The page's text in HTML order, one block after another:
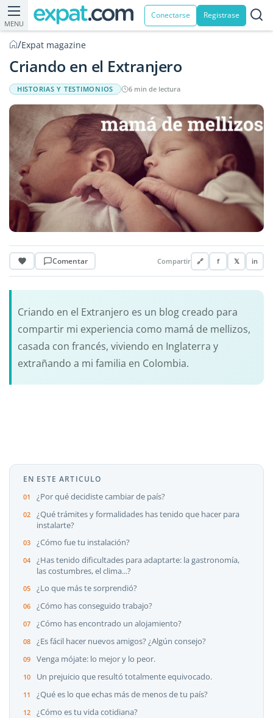
MENU
Conectarse Registrase
/Expat magazine
Criando en el Extranjero
HISTORIAS Y TESTIMONIOS 6 min de lectura
Comentar Compartir 🔗 f 𝕏 in
Criando en el Extranjero es un blog creado para
compartir mi experiencia como mamá de mellizos,
casada con francés, viviendo en Inglaterra y
extrañando a mi familia en Colombia.
EN ESTE ARTICULO
¿Por qué decidiste cambiar de país?
¿Qué trámites y formalidades has tenido que hacer para
instalarte?
¿Cómo fue tu instalación?
¿Has tenido dificultades para adaptarte: la gastronomía,
las costumbres, el clima...?
¿Lo que más te sorprendió?
¿Cómo has conseguido trabajo?
¿Cómo has encontrado un alojamiento?
¿Es fácil hacer nuevos amigos? ¿Algún consejo?
Venga mójate: lo mejor y lo peor.
Un prejuicio que resultó totalmente equivocado.
¿Qué es lo que echas más de menos de tu país?
¿Cómo es tu vida cotidiana?